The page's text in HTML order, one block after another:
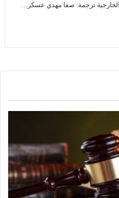
الخارجية ترجمة: صفا مهدي عسكر…